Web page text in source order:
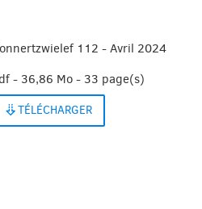
112 - Avril 2024
- 36,86 Mo - 33 page(s)
TÉLÉCHARGER